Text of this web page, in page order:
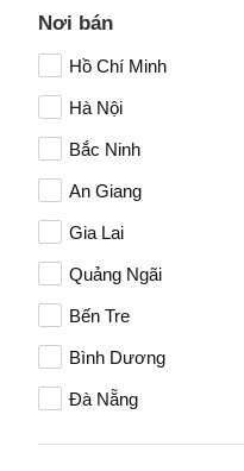
Kenko
KIRKLAND
L'il Critters
Natures Way
Nutrivitality
Otosan
Italy
Anh Quốc
Úc
Việt Nam
Nơi bán
Hồ Chí Minh
Hà Nội
Bắc Ninh
An Giang
Gia Lai
Quảng Ngãi
Bến Tre
Bình Dương
Đà Nẵng
Đồng Nai